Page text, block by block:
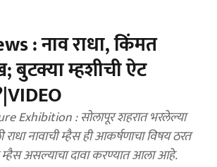
: नाव राधा, किंमत
बुटक्या म्हशीची ऐट
Exhibition : सोलापूर शहरात भरलेल्या
नावाची म्हैस ही आकर्षणाचा विषय ठरत
असल्याचा दावा करण्यात आला आहे.